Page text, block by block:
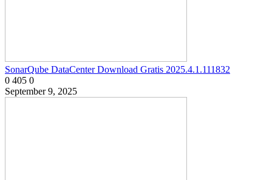
SonarQube DataCenter Download Gratis 2025.4.1.111832
0 405 0
September 9, 2025